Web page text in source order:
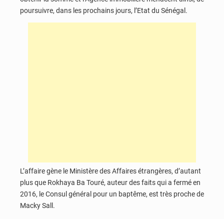
poursuivre, dans les prochains jours, l’Etat du Sénégal.
L’affaire gène le Ministère des Affaires étrangères, d’autant
plus que Rokhaya Ba Touré, auteur des faits qui a fermé en
2016, le Consul général pour un baptême, est très proche de
Macky Sall.